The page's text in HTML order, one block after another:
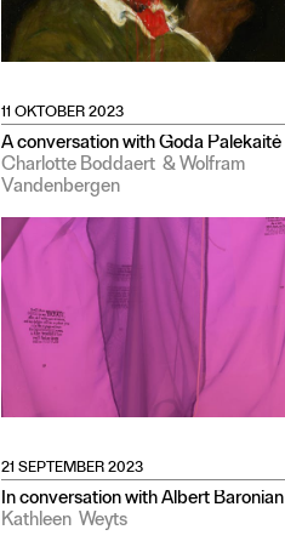
11 OKTOBER 2023
A conversation with Goda Palekaitė
Charlotte Boddaert & Wolfram
Vandenbergen
21 SEPTEMBER 2023
In conversation with Albert Baronian
Kathleen Weyts